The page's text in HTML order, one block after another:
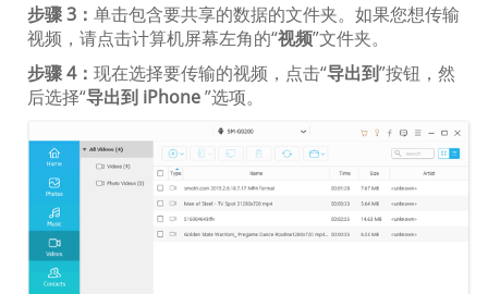
步骤 3： 单击包含要共享的数据的文件夹。如果您想传输
视频，请点击计算机屏幕左角的“视频”文件夹。
步骤 4： 现在选择要传输的视频，点击“导出到”按钮，然
后选择“导出到 iPhone”选项。